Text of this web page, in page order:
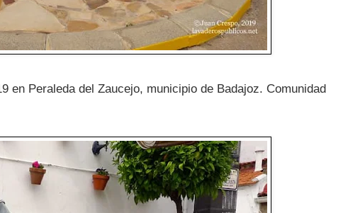
en Peraleda del Zaucejo, municipio de Badajoz. Comunidad